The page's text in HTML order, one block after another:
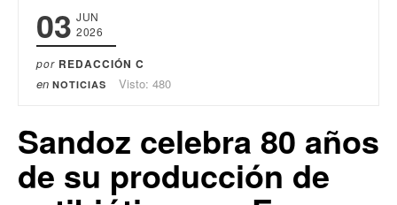
03 JUN
2026
por REDACCIÓN C
en NOTICIAS Visto: 480
Sandoz celebra 80 años
de su producción de